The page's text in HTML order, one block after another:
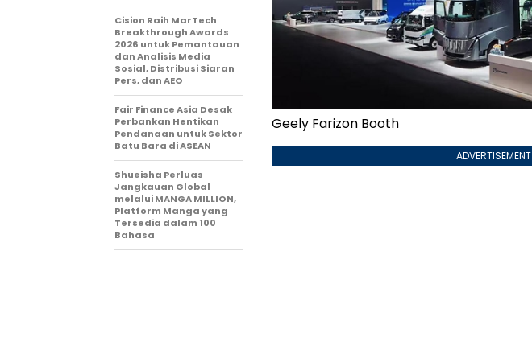
Geely Farizon Booth
ADVERTISEMENT
Cision Raih MarTech
Breakthrough Awards
2026 untuk Pemantauan
dan Analisis Media
Sosial, Distribusi Siaran
Pers, dan AEO
Fair Finance Asia Desak
Perbankan Hentikan
Pendanaan untuk Sektor
Batu Bara di ASEAN
Shueisha Perluas
Jangkauan Global
melalui MANGA MILLION,
Platform Manga yang
Tersedia dalam 100
Bahasa